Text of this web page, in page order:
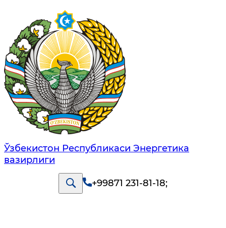
Ўзбекистон Республикаси Энергетика
вазирлиги
+99871 231-81-18;